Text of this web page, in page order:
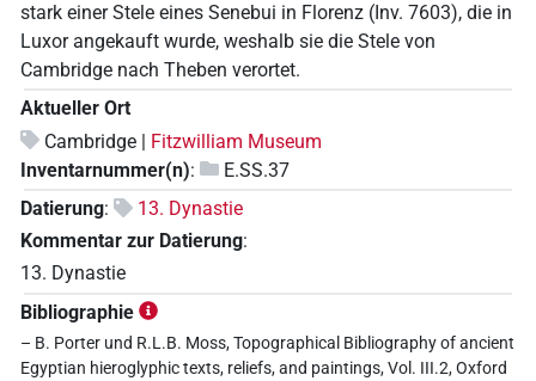
stark einer Stele eines Senebui in Florenz (Inv. 7603), die in
Luxor angekauft wurde, weshalb sie die Stele von
Cambridge nach Theben verortet.
Aktueller Ort
Cambridge | Fitzwilliam Museum
Inventarnummer(n):
E.SS.37
Datierung:
13. Dynastie
Kommentar zur Datierung:
13. Dynastie
Bibliographie
– B. Porter und R.L.B. Moss, Topographical Bibliography of ancient
Egyptian hieroglyphic texts, reliefs, and paintings, Vol. III.2, Oxford